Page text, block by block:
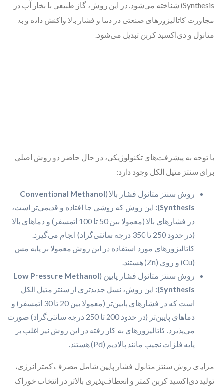
Synthesis) شناخته می‌شود. در این روش، گاز طبیعی با بخار آب در
مجاورت کاتالیزورهای صنعتی در دما و فشار بالا واکنش داده و به
متانول و دی‌اکسید کربن تبدیل می‌شود.
با توجه به پیشرفت‌های تکنولوژیکی، در حال حاضر دو روش اصلی
برای سنتز متیل الکل وجود دارد:
روش سنتز متانول فشار بالا (Conventional Methanol
Synthesis):
این روش که روشی جا افتاده و قدیمی‌تر است،
در فشارهای بالا (معمولا بین 50 تا 100 اتمسفر) و دماهای بالا
(در حدود 250 تا 350 درجه سانتی‌گراد) انجام می‌گیرد.
کاتالیزورهای مورد استفاده در این روش معمولا بر پایه مس
(Cu) و روی (Zn) هستند.
روش سنتز متانول فشار پایین (Low Pressure Methanol
Synthesis):
این روش، نسل جدیدتری از سنتز متیل الکل
است که در فشارهای پایین‌تر (معمولا بین 20 تا 30 اتمسفر) و
دماهای پایین‌تر (در حدود 200 تا 250 درجه سانتی‌گراد) صورت
می‌پذیرد. کاتالیزورهای به کار رفته در این روش نیز اغلب بر
پایه فلزات نجیب مانند پالادیم (Pd) هستند.
مزایای روش سنتز متانول فشار پایین شامل مصرف کمتر انرژی،
تولید دی‌اکسید کربن کمتر و انعطاف‌پذیری بالاتر در انتخاب خوراک